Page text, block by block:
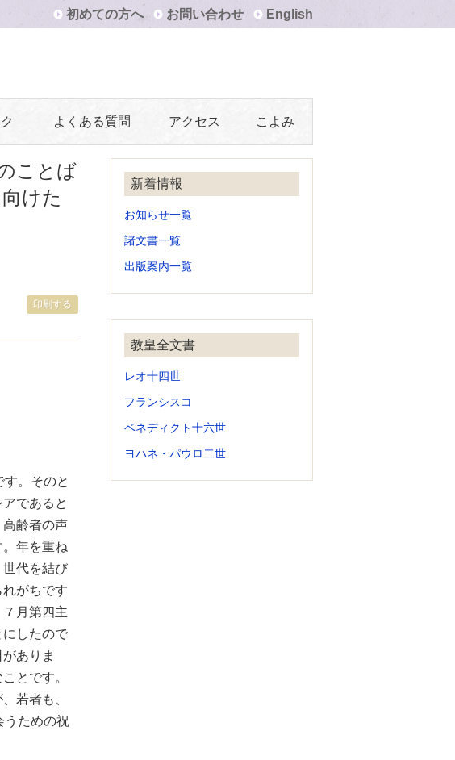
初めての方へ お問い合わせ English
よくある質問 アクセス こよみ
ことば
けた
印刷する
。そのと
であると
齢者の声
年を重ね
代を結び
がちです
月第四主
したので
ありま
とです。
若者も、
うための祝
新着情報
お知らせ一覧
諸文書一覧
出版案内一覧
教皇全文書
レオ十四世
フランシスコ
ベネディクト十六世
ヨハネ・パウロ二世